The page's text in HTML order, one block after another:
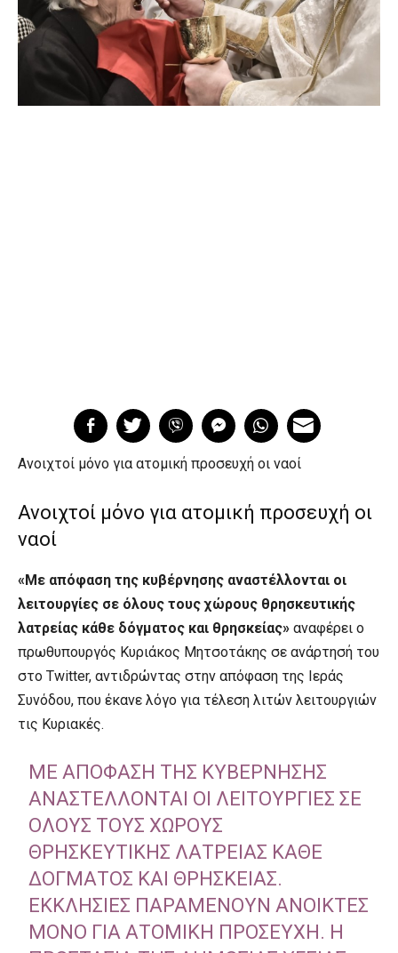
Ανοιχτοί μόνο για ατομική προσευχή οι ναοί
Ανοιχτοί μόνο για ατομική προσευχή οι
ναοί
«Με απόφαση της κυβέρνησης αναστέλλονται οι
λειτουργίες σε όλους τους χώρους θρησκευτικής
λατρείας κάθε δόγματος και θρησκείας» αναφέρει ο
πρωθυπουργός Κυριάκος Μητσοτάκης σε ανάρτησή του
στο Twitter, αντιδρώντας στην απόφαση της Ιεράς
Συνόδου, που έκανε λόγο για τέλεση λιτών λειτουργιών
τις Κυριακές.
ΜΕ ΑΠΌΦΑΣΗ ΤΗΣ ΚΥΒΈΡΝΗΣΗΣ
ΑΝΑΣΤΈΛΛΟΝΤΑΙ ΟΙ ΛΕΙΤΟΥΡΓΊΕΣ ΣΕ
ΌΛΟΥΣ ΤΟΥΣ ΧΏΡΟΥΣ
ΘΡΗΣΚΕΥΤΙΚΉΣ ΛΑΤΡΕΊΑΣ ΚΆΘΕ
ΔΌΓΜΑΤΟΣ ΚΑΙ ΘΡΗΣΚΕΊΑΣ.
ΕΚΚΛΗΣΊΕΣ ΠΑΡΑΜΈΝΟΥΝ ΑΝΟΙΚΤΈΣ
ΜΌΝΟ ΓΙΑ ΑΤΟΜΙΚΉ ΠΡΟΣΕΥΧΉ. Η